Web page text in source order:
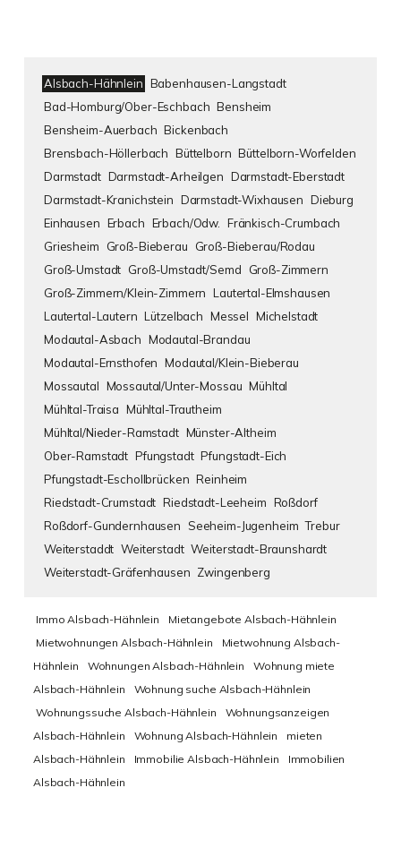
Alsbach-Hähnlein Babenhausen-Langstadt
Bad-Homburg/Ober-Eschbach Bensheim
Bensheim-Auerbach Bickenbach
Brensbach-Höllerbach Büttelborn Büttelborn-Worfelden
Darmstadt Darmstadt-Arheilgen Darmstadt-Eberstadt
Darmstadt-Kranichstein Darmstadt-Wixhausen Dieburg
Einhausen Erbach Erbach/Odw.
Fränkisch-Crumbach
Griesheim
Groß-Bieberau
Groß-Bieberau/Rodau
Groß-Umstadt Groß-Umstadt/Semd
Groß-Zimmern
Groß-Zimmern/Klein-Zimmern Lautertal-Elmshausen
Lautertal-Lautern Lützelbach Messel Michelstadt
Modautal-Asbach Modautal-Brandau
Modautal-Ernsthofen Modautal/Klein-Bieberau
Mossautal Mossautal/Unter-Mossau Mühltal
Mühltal-Traisa Mühltal-Trautheim
Mühltal/Nieder-Ramstadt Münster-Altheim
Ober-Ramstadt Pfungstadt Pfungstadt-Eich
Pfungstadt-Eschollbrücken Reinheim
Riedstadt-Crumstadt Riedstadt-Leeheim Roßdorf
Roßdorf-Gundernhausen Seeheim-Jugenheim Trebur
Weiterstaddt Weiterstadt Weiterstadt-Braunshardt
Weiterstadt-Gräfenhausen Zwingenberg
Immo Alsbach-Hähnlein
Mietangebote Alsbach-Hähnlein
Mietwohnungen Alsbach-Hähnlein
Mietwohnung Alsbach-
Hähnlein
Wohnungen Alsbach-Hähnlein
Wohnung miete
Alsbach-Hähnlein
Wohnung suche Alsbach-Hähnlein
Wohnungssuche Alsbach-Hähnlein
Wohnungsanzeigen
Alsbach-Hähnlein
Wohnung Alsbach-Hähnlein
mieten
Alsbach-Hähnlein
Immobilie Alsbach-Hähnlein
Immobilien
Alsbach-Hähnlein